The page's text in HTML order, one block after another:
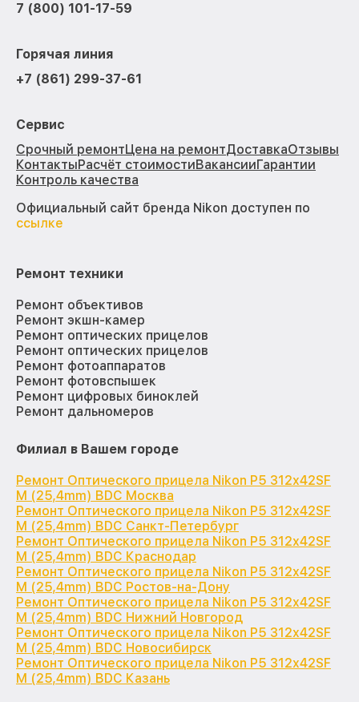
7 (800) 101-17-59
Горячая линия
+7 (861) 299-37-61
Сервис
Срочный ремонтЦена на ремонтДоставкаОтзывы
КонтактыРасчёт стоимостиВакансииГарантии
Контроль качества
Официальный сайт бренда Nikon доступен по
ссылке
Ремонт техники
Ремонт объективов
Ремонт экшн-камер
Ремонт оптических прицелов
Ремонт оптических прицелов
Ремонт фотоаппаратов
Ремонт фотовспышек
Ремонт цифровых биноклей
Ремонт дальномеров
Филиал в Вашем городе
Ремонт Оптического прицела Nikon P5 312x42SF
M (25,4mm) BDC Москва
Ремонт Оптического прицела Nikon P5 312x42SF
M (25,4mm) BDC Санкт-Петербург
Ремонт Оптического прицела Nikon P5 312x42SF
M (25,4mm) BDC Краснодар
Ремонт Оптического прицела Nikon P5 312x42SF
M (25,4mm) BDC Ростов-на-Дону
Ремонт Оптического прицела Nikon P5 312x42SF
M (25,4mm) BDC Нижний Новгород
Ремонт Оптического прицела Nikon P5 312x42SF
M (25,4mm) BDC Новосибирск
Ремонт Оптического прицела Nikon P5 312x42SF
M (25,4mm) BDC Казань